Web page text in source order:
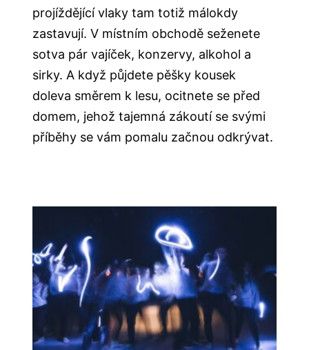
projíždějící vlaky tam totiž málokdy
zastavují. V místním obchodě seženete
sotva pár vajíček, konzervy, alkohol a
sirky. A když půjdete pěšky kousek
doleva směrem k lesu, ocitnete se před
domem, jehož tajemná zákoutí se svými
příběhy se vám pomalu začnou odkrývat.